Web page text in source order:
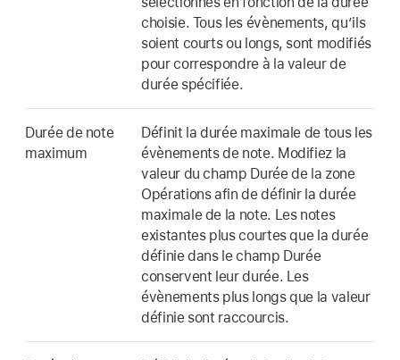
choisie. Tous les évènements, qu’ils
soient courts ou longs, sont modifiés
pour correspondre à la valeur de
durée spécifiée.
Durée de note
maximum
Définit la durée maximale de tous les
évènements de note. Modifiez la
valeur du champ Durée de la zone
Opérations afin de définir la durée
maximale de la note. Les notes
existantes plus courtes que la durée
définie dans le champ Durée
conservent leur durée. Les
évènements plus longs que la valeur
définie sont raccourcis.